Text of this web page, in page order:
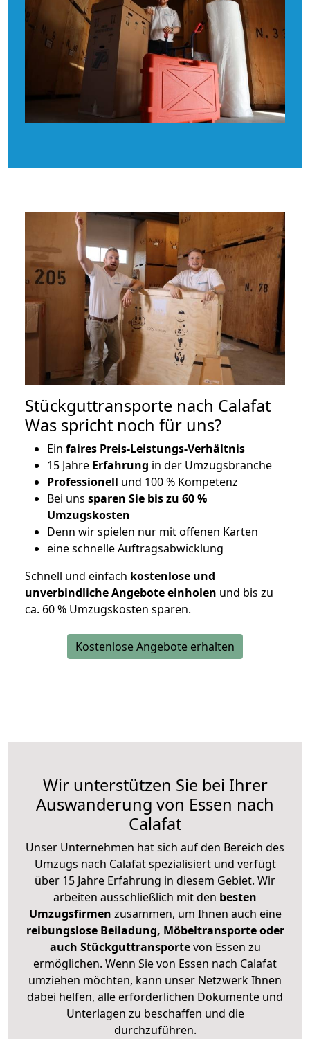
Stückguttransporte nach Calafat
Was spricht noch für uns?
Ein faires Preis-Leistungs-Verhältnis
15 Jahre Erfahrung in der Umzugsbranche
Professionell und 100 % Kompetenz
Bei uns sparen Sie bis zu 60 %
Umzugskosten
Denn wir spielen nur mit offenen Karten
eine schnelle Auftragsabwicklung
Schnell und einfach kostenlose und
unverbindliche Angebote einholen und bis zu
ca. 60 % Umzugskosten sparen.
Kostenlose Angebote erhalten
Wir unterstützen Sie bei Ihrer
Auswanderung von Essen nach
Calafat
Unser Unternehmen hat sich auf den Bereich des
Umzugs nach Calafat spezialisiert und verfügt
über 15 Jahre Erfahrung in diesem Gebiet. Wir
arbeiten ausschließlich mit den besten
Umzugsfirmen zusammen, um Ihnen auch eine
reibungslose Beiladung, Möbeltransporte oder
auch Stückguttransportevon Essen zu
ermöglichen. Wenn Sie von Essen nach Calafat
umziehen möchten, kann unser Netzwerk Ihnen
dabei helfen, alle erforderlichen Dokumente und
Unterlagen zu beschaffen und die
durchzuführen.